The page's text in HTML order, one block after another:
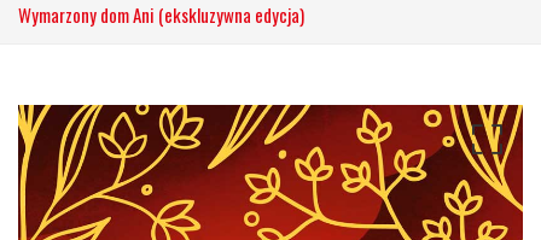
Wymarzony dom Ani (ekskluzywna edycja)